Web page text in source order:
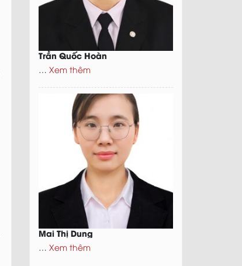
Trần Quốc Hoàn
… Xem thêm
Mai Thị Dung
Xem thêm